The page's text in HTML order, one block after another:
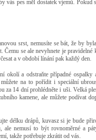
vás pes měl dostatek vjemů. Pokud
srst, nemusíte se bát, že by
Čemu se ale nevyhnete je pravidelné
a v období línání pak každý den.
okolí a odstraňte případné ospalky
na to pořídit i speciální
za 14 dní prohlédněte i uši. Velká
kamene, ale můžete podívat
délku drápů, kuvasz si je bude
ale nemusí to být rovnoměrné a
takže potřebuje zkrátit od vás.